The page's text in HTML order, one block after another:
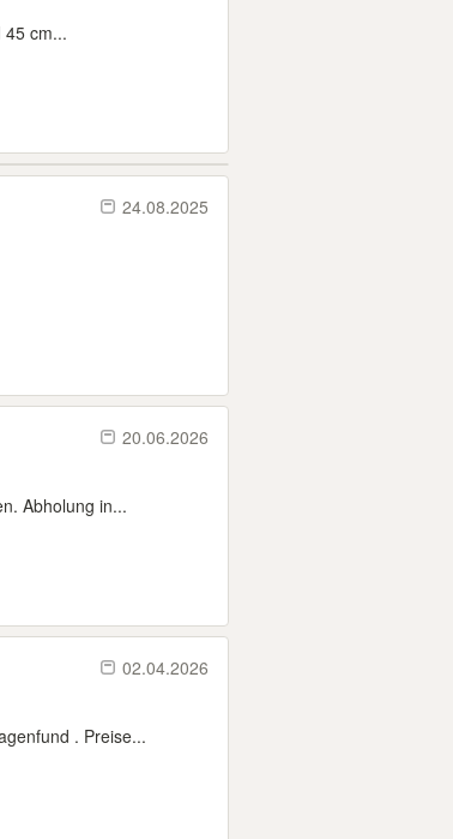
cm...
24.08.2025
20.06.2026
Abholung in...
02.04.2026
. Preise...